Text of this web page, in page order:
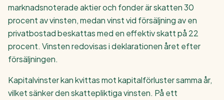
marknadsnoterade aktier och fonder är skatten 30
procent av vinsten, medan vinst vid försäljning av en
privatbostad beskattas med en effektiv skatt på 22
procent. Vinsten redovisas i deklarationen året efter
försäljningen.
Kapitalvinster kan kvittas mot kapitalförluster samma år,
vilket sänker den skattepliktiga vinsten. På ett